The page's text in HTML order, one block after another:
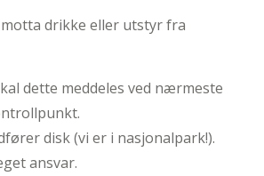
drikke eller utstyr fra
dette meddeles ved nærmeste
disk (vi er i nasjonalpark!).
ansvar.